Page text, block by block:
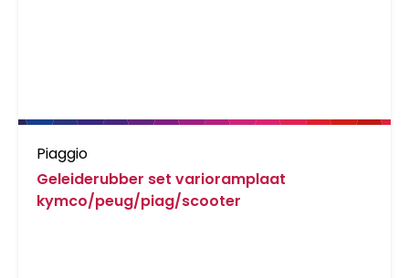
Piaggio
Geleiderubber set varioramplaat
kymco/peug/piag/scooter